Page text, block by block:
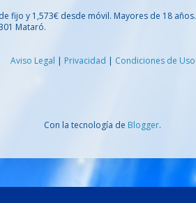
fijo y 1,573€ desde móvil. Mayores de 18 años.
Mataró.
Aviso Legal | Privacidad | Condiciones de Uso
Con la tecnología de Blogger.